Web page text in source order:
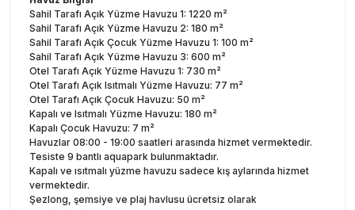
Sahil Tarafı Açık Yüzme Havuzu 1: 1220 m²
Sahil Tarafı Açık Yüzme Havuzu 2: 180 m²
Sahil Tarafı Açık Çocuk Yüzme Havuzu 1: 100 m²
Sahil Tarafı Açık Yüzme Havuzu 3: 600 m²
Otel Tarafı Açık Yüzme Havuzu 1: 730 m²
Otel Tarafı Açık Isıtmalı Yüzme Havuzu: 77 m²
Otel Tarafı Açık Çocuk Havuzu: 50 m²
Kapalı ve Isıtmalı Yüzme Havuzu: 180 m²
Kapalı Çocuk Havuzu: 7 m²
Havuzlar 08:00 - 19:00 saatleri arasında hizmet vermektedir.
Tesiste 9 bantlı aquapark bulunmaktadır.
Kapalı ve ısıtmalı yüzme havuzu sadece kış aylarında hizmet
vermektedir.
Şezlong, şemsiye ve plaj havlusu ücretsiz olarak